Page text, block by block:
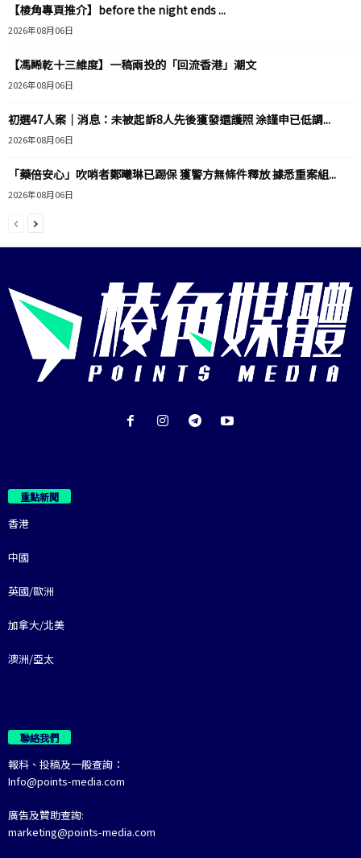
【棱角專頁推介】before the night ends ...
2026年08月06日
【馮睎乾十三維度】一稿兩投的「回流香港」潮文
2026年08月06日
初選47人案｜消息：未被起訴8人先後獲發還護照 涂謹申已低調...
2026年08月06日
「藥倍安心」吹哨者鄭曦琳已踢保 獲警方無條件釋放 據悉重案組...
2026年08月06日
重點新聞
香港
中國
英國/歐洲
加拿大/北美
澳洲/亞太
聯絡我們
報料、投稿及一般查詢：
Info@points-media.com
廣告及贊助查詢:
marketing@points-media.com